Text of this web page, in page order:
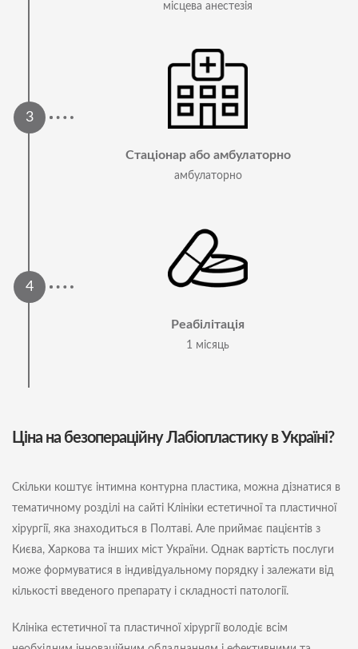
місцева анестезія
Стаціонар або амбулаторно
амбулаторно
Реабілітація
1 місяць
Ціна на безопераційну Лабіопластику в Україні?
Скільки коштує інтимна контурна пластика, можна дізнатися в
тематичному розділі на сайті Клініки естетичної та пластичної
хірургії, яка знаходиться в Полтаві. Але приймає пацієнтів з
Києва, Харкова та інших міст України. Однак вартість послуги
може формуватися в індивідуальному порядку і залежати від
кількості введеного препарату і складності патології.
Клініка естетичної та пластичної хірургії володіє всім